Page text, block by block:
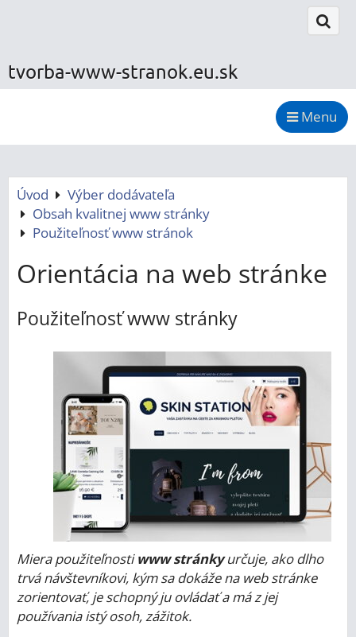
tvorba-www-stranok.eu.sk
Menu
Úvod
Výber dodávateľa
Obsah kvalitnej www stránky
Použiteľnosť www stránok
Orientácia na web stránke
Použiteľnosť www stránky
Miera použiteľnostiwww stránkyurčuje, ako dlho
trvá návštevníkovi, kým sa dokáže na web stránke
zorientovať, je schopný ju ovládať a má z jej
používania istý osoh, zážitok.